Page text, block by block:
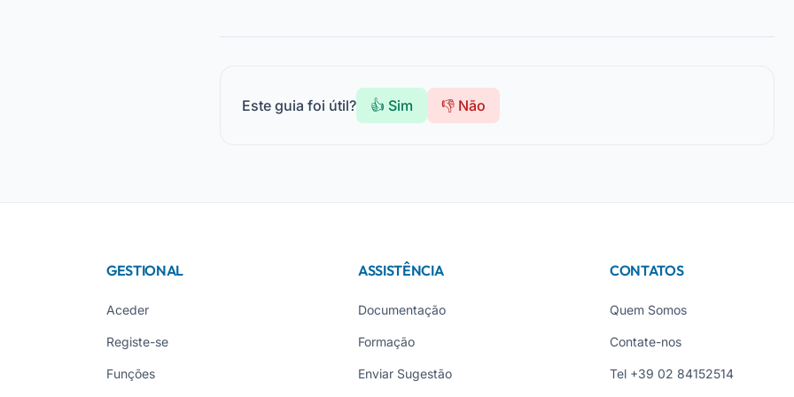
Este guia foi útil? 👍 Sim 👎 Não
GESTIONAL
Aceder
Registe-se
Funções
ASSISTÊNCIA
Documentação
Formação
Enviar Sugestão
CONTATOS
Quem Somos
Contate-nos
Tel +39 02 84152514